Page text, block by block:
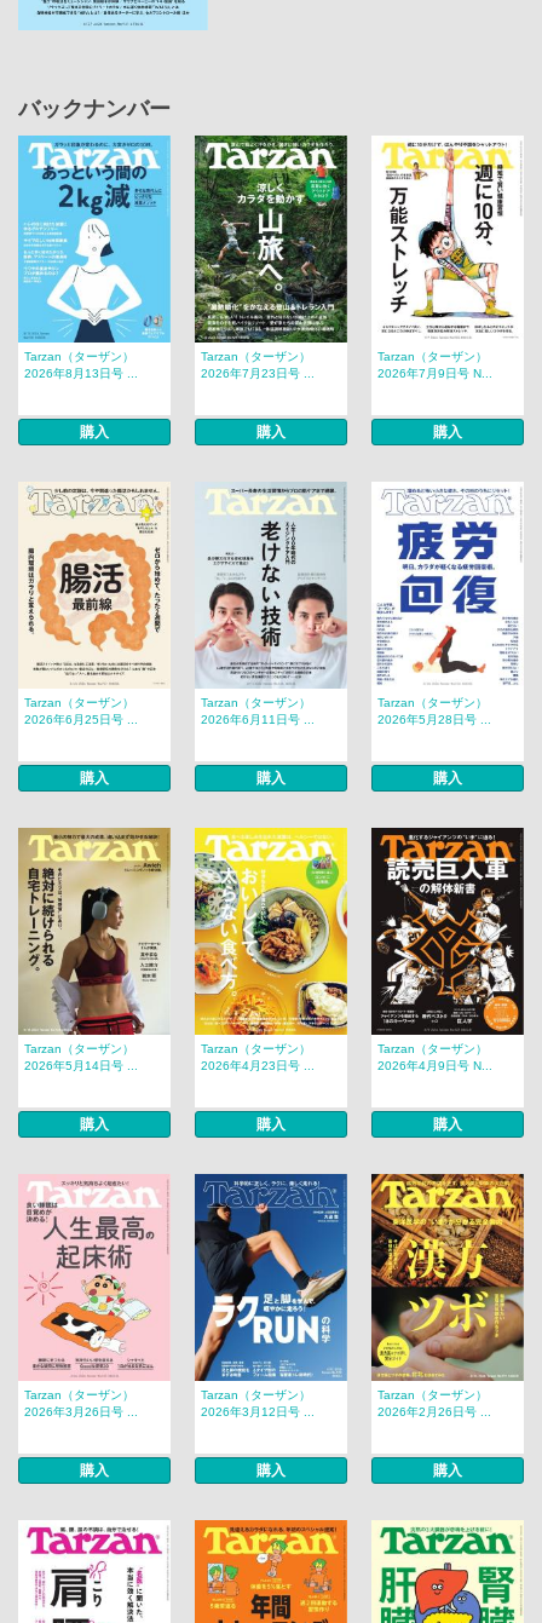
バックナンバー
Tarzan（ターザン）
2026年8月13日号 ...
購入
Tarzan（ターザン）
2026年7月23日号 ...
購入
Tarzan（ターザン）
2026年7月9日号 N...
購入
Tarzan（ターザン）
2026年6月25日号 ...
購入
Tarzan（ターザン）
2026年6月11日号 ...
購入
Tarzan（ターザン）
2026年5月28日号 ...
購入
Tarzan（ターザン）
2026年5月14日号 ...
購入
Tarzan（ターザン）
2026年4月23日号 ...
購入
Tarzan（ターザン）
2026年4月9日号 N...
購入
Tarzan（ターザン）
2026年3月26日号 ...
購入
Tarzan（ターザン）
2026年3月12日号 ...
購入
Tarzan（ターザン）
2026年2月26日号 ...
購入